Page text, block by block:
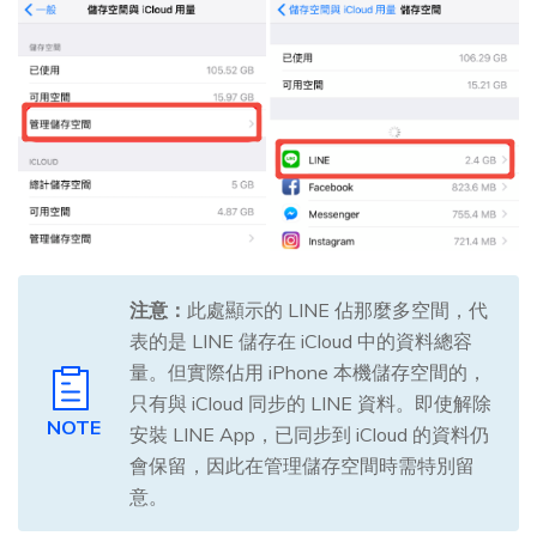
NOTE
注意： 此處顯示的 LINE 佔那麼多空間，代
表的是 LINE 儲存在 iCloud 中的資料總容
量。但實際佔用 iPhone 本機儲存空間的，
只有與 iCloud 同步的 LINE 資料。即使解除
安裝 LINE App，已同步到 iCloud 的資料仍
會保留，因此在管理儲存空間時需特別留
意。